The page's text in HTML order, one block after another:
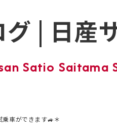
| 日産
乗車ができます🚙＊